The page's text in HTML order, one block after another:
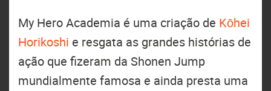
My Hero Academia é uma criação de Kōhei
Horikoshi e resgata as grandes histórias de
ação que fizeram da Shonen Jump
mundialmente famosa e ainda presta uma